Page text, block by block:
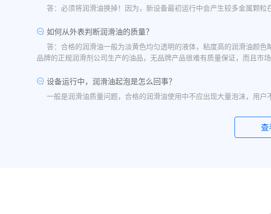
答：必须将润滑油换掉！因为，新设备最初运行中会产生较多金属颗粒
如何从外表判断润滑油的质量？
答：合格的润滑油一般为淡黄色均匀透明的液体，粘度高的润滑油颜
品牌的正规润滑剂公司生产的油品，无品牌产品很难有质量保证，而且市
设备运行中，润滑油起泡是怎么回事？
一般是润滑油质量问题，合格的润滑油使用中不应出现大量泡沫，用
答：一般情况下油品发白是由于油箱进水后造成的，是乳化现象，应
查